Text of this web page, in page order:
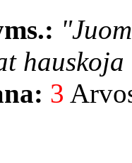
3